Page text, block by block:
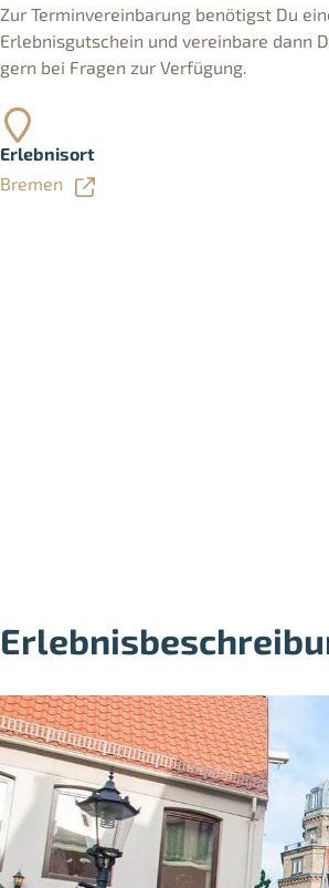
Zur Terminvereinbarung benötigst Du
Erlebnisgutschein und vereinbare dann
gern bei Fragen zur Verfügung.
Erlebnisort
Bremen